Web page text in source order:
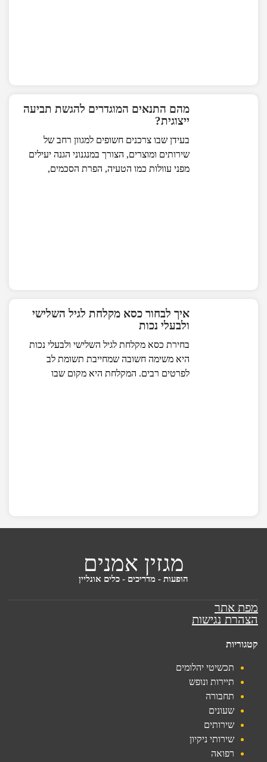
מהם התנאים המוגדרים להגשת תביעה
ייצוגית?
בעידן שבו צרכנים חשופים למגוון רחב של
שירותים ומוצרים, הצורך במנגנוני הגנה יעילים
מפני עוולות כמו הטעיה, הפרת הסכמים,
איך לבחור כסא מקלחת לגיל השלישי
ולבעלי נכות
בחירת כסא מקלחת לגיל השלישי ולבעלי נכות
היא משימה חשובה שמחייבת תשומת לב
לפרטים רבים. המקלחת היא מקום שבו
מגזין אמנים
הופעות - מדריכים - כלים אונליין
אתר
נגישות
תכשיטי יהלומים
תיירות ונופש
תחבורה
שעונים
שירותים
שירותי ניקיון
רפואה